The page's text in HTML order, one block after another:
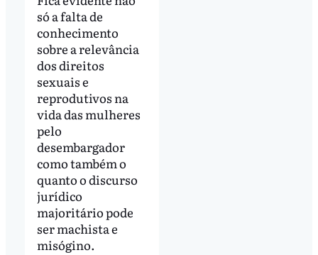
só a falta de
conhecimento
sobre a relevância
dos direitos
sexuais e
reprodutivos na
vida das mulheres
pelo
desembargador
como também o
quanto o discurso
jurídico
majoritário pode
ser machista e
misógino.